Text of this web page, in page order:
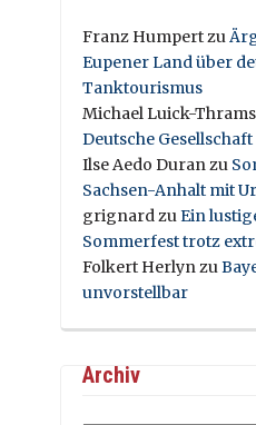
Franz Humpertzu
Eupener Land über
Tanktourismus
Michael Luick-Thrams
Deutsche Gesellschaft
Ilse Aedo Duranzu
Sachsen-Anhalt mit
grignardzuEin
Sommerfest trotz
Folkert Herlynzu
unvorstellbar
Archiv